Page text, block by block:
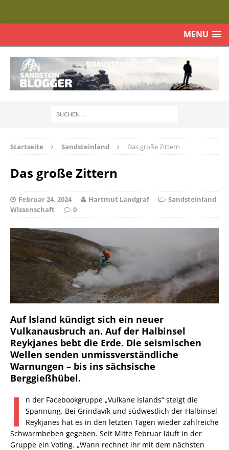
MENU
Startseite Sandsteinland Das große Zittern
Das große Zittern
Februar 24, 2024 Hartmut Landgraf Sandsteinland,
Wissenschaft
0
Auf Island kündigt sich ein neuer
Vulkanausbruch an. Auf der Halbinsel
Reykjanes bebt die Erde. Die seismischen
Wellen senden unmissverständliche
Warnungen – bis ins sächsische
Berggießhübel.
I
n der Facebookgruppe „Vulkane Islands“ steigt die
Spannung. Bei Grindavík und südwestlich der Halbinsel
Reykjanes hat es in den letzten Tagen wieder zahlreiche
Schwarmbeben gegeben. Seit Mitte Februar läuft in der
Gruppe ein Voting. „Wann rechnet ihr mit dem nächsten